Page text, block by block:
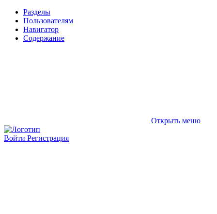
Разделы
Пользователям
Навигатор
Содержание
Открыть меню
Войти Регистрация